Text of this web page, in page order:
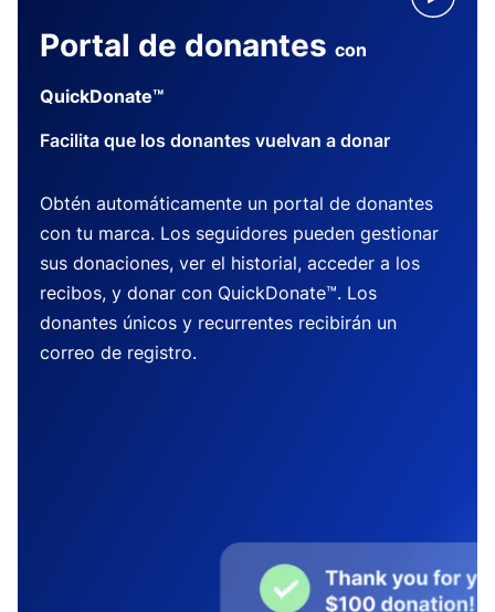
Portal de donantes con
QuickDonate™
Facilita que los donantes vuelvan a donar
Obtén automáticamente un portal de donantes
con tu marca. Los seguidores pueden gestionar
sus donaciones, ver el historial, acceder a los
recibos, y donar con QuickDonate™. Los
donantes únicos y recurrentes recibirán un
correo de registro.